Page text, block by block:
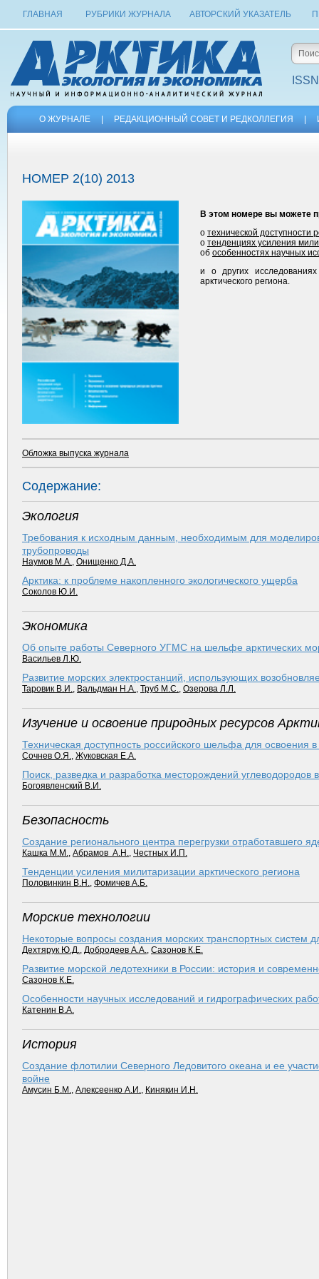
ГЛАВНАЯ РУБРИКИ ЖУРНАЛА АВТОРСКИЙ УКАЗАТЕЛЬ
О ЖУРНАЛЕ РЕДАКЦИОННЫЙ СОВЕТ И РЕДКОЛЛЕГИЯ
НОМЕР 2(10) 2013
В этом номере вы можете
о технической доступности
о тенденциях усиления
об особенностях научных
и о других
арктического региона.
Обложка выпуска журнала
Содержание:
Экология
Требования к исходным данным, необходимым для
трубопроводы
Наумов М.А., Онищенко Д.А.
Арктика: к проблеме накопленного экологического ущерба
Соколов Ю.И.
Экономика
Об опыте работы Северного УГМС на шельфе арктических
Васильев Л.Ю.
Развитие морских электростанций, использующих
Таровик В.И., Вальдман Н.А., Труб М.С., Озерова Л.Л.
Изучение и освоение природных ресурсов
Техническая доступность российского шельфа для освоения
Сочнев О.Я., Жуковская Е.А.
Поиск, разведка и разработка месторождений углеводородов
Богоявленский В.И.
Безопасность
Создание регионального центра перегрузки отработавшего
Кашка М.М., Абрамов А.Н., Честных И.П.
Тенденции усиления милитаризации арктического региона
Половинкин В.Н., Фомичев А.Б.
Морские технологии
Некоторые вопросы создания морских транспортных систем
Дехтярук Ю.Д., Добродеев А.А., Сазонов К.Е.
Развитие морской ледотехники в России: история и
Сазонов К.Е.
Особенности научных исследований и гидрографических
Катенин В.А.
История
Создание флотилии Северного Ледовитого океана и ее
войне
Амусин Б.М., Алексеенко А.И., Кинякин И.Н.